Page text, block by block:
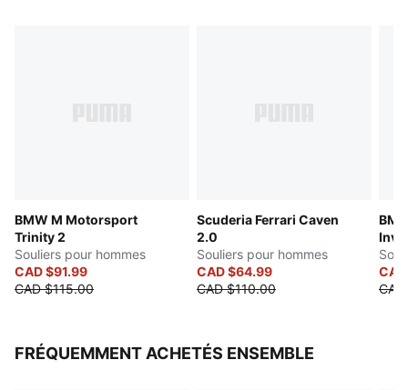
Éléments de la marque PUMA et BMW M Motorsport
BMW M Motorsport
Trinity 2
Souliers pour hommes
CAD $91.99
CAD $115.00
Scuderia Ferrari Caven
2.0
Souliers pour hommes
CAD $64.99
CAD $110.00
FRÉQUEMMENT ACHETÉS ENSEMBLE